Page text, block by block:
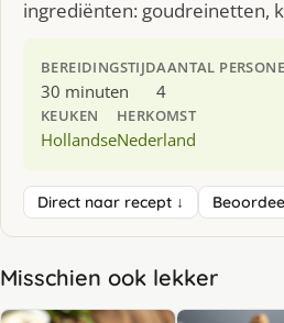
ingrediënten: goudreinetten,
BEREIDINGSTIJD
30 minuten
AANTAL
4
KEUKEN
Hollandse
HERKOMST
Nederland
Direct naar recept ↓
Misschien ook lekker